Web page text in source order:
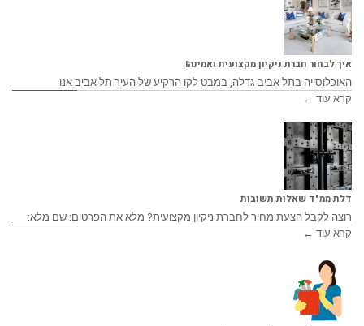
איך לבחור חברת ניקיון מקצועית ואמינה!
האוכלוסייה בתל אביב גדלה, במבט לקו הרקיע של העיר תל אביב אנו
קרא עוד ←
דלת ממ"ד שאלות תשובות
רוצה לקבל הצעת מחיר לחברת ניקיון מקצועית? מלא את הפרטים: שם מלא:
קרא עוד ←